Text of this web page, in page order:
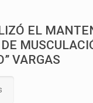
EL
VARGAS